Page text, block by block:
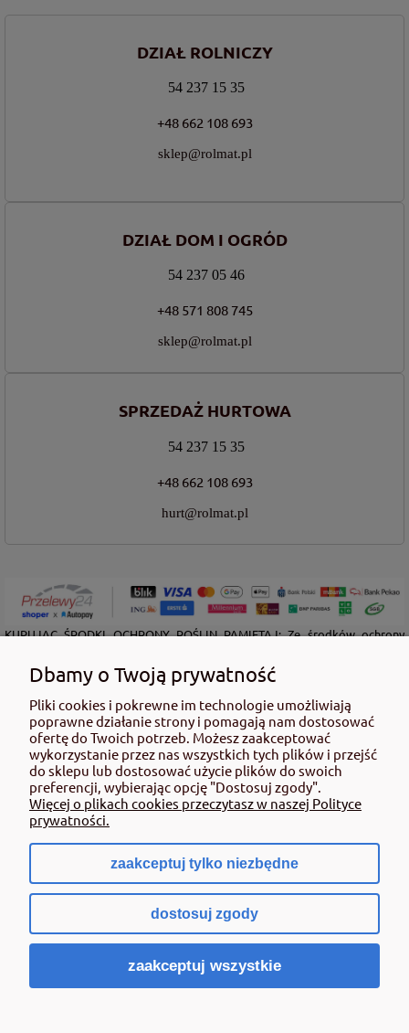
DZIAŁ ROLNICZY
54 237 15 35
+48 662 108 693
sklep@rolmat.pl
DZIAŁ DOM I OGRÓD
54 237 05 46
+48 571 808 745
sklep@rolmat.pl
SPRZEDAŻ HURTOWA
54 237 15 35
+48 662 108 693
hurt@rolmat.pl
KUPUJĄC ŚRODKI OCHRONY ROŚLIN PAMIĘTAJ: Ze środków ochrony
użyciem przeczytaj informacje zamieszczone w etykiecie i informacje
dotyczące produktu. Zwróć uwagę na zwroty wskazujące rodzaj zagrożenia
oraz przestrzegaj środków bezpieczeństwa zamieszczonych w etykiecie.
Środki ochrony roślin do użytku profesjonalnego mogą być nabyte tylko i
wyłącznie przez osoby pełnoletnie oraz posiadające kwalifikacje
wymagane od osób nabywających środki ochrony roślin określone w
ustawie (art. 28 Ustawy z dn. 8 marca 2013 r. o Środkach Ochrony Roślin Dz.
Ustw 2020 poz.2097 z pózn. zm.) Niespełnienie powyższych warunków jest
złamaniem regulaminu sklepu.
Sklep internetowy Shoper.pl
Dbamy o Twoją prywatność
Pliki cookies i pokrewne im technologie umożliwiają
poprawne działanie strony i pomagają nam dostosować
ofertę do Twoich potrzeb. Możesz zaakceptować
wykorzystanie przez nas wszystkich tych plików i przejść
do sklepu lub dostosować użycie plików do swoich
preferencji, wybierając opcję "Dostosuj zgody".
Więcej o plikach cookies przeczytasz w naszej Polityce
prywatności.
zaakceptuj tylko niezbędne
dostosuj zgody
zaakceptuj wszystkie